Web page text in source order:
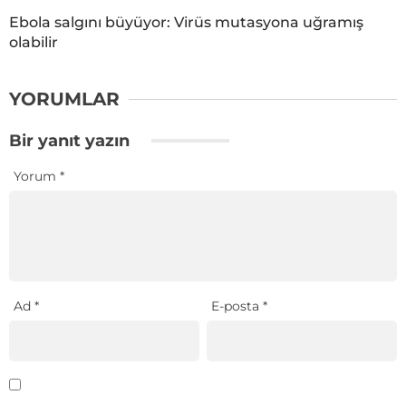
Ebola salgını büyüyor: Virüs mutasyona uğramış
olabilir
YORUMLAR
Bir yanıt yazın
Yorum *
Ad * E-posta*